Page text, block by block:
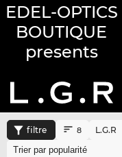
EDEL-OPTICS
BOUTIQUE
presents
filtre 8 L.G.R